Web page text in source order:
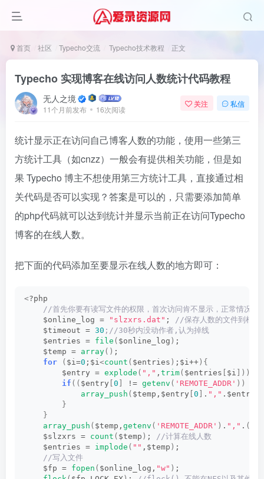
首页 社区 Typecho交流 Typecho技术教程 正文
Typecho 实现博客在线访问人数统计代码教程
无人之境
11个月前发布 16次阅读
关注 私信
统计显示正在访问自己博客人数的功能，使用一些第三
方统计工具（如cnzz）一般会有提供相关功能，但是如
果 Typecho 博主不想使用第三方统计工具，直接通过相
关代码是否可以实现？答案是可以的，只需要添加简单
的php代码就可以达到统计并显示当前正在访问Typecho
博客的在线人数。
把下面的代码添加至要显示在线人数的地方即可：
<?php
//首先你要有读写文件的权限，首次访问肯不显示，正常情况刷
    $online_log =
"slzxrs.dat" ;
//保存人数的文件到根
    $timeout =
30 ;//30秒内没动作者,认为掉线
    $entries =
file ( $online_log ) ;
    $temp =
array() ;
for
( $i=0 ;$i<count ( $entries ) ;$i++ ){
        $entry =
explode ( "," , trim( $entries $i ]))
if (( $entry 0 != getenv ( 'REMOTE_ADDR' ))
array_push ( $temp,$entry 0 . "," .$entry
}
}
array_push ( $temp, getenv ( 'REMOTE_ADDR' ) . "," . (
    $slzxrs =
count ( $temp ) ;
//计算在线人数
    $entries =
implode ( "" ,$temp ) ;
//写入文件
    $fp =
fopen ( $online_log, "w" ) ;